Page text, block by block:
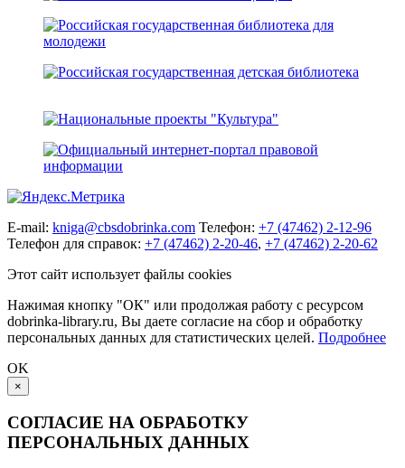
E-mail: kniga@cbsdobrinka.com Телефон: +7 (47462) 2-12-96
Телефон для справок: +7 (47462) 2-20-46, +7 (47462) 2-20-62
Этот сайт использует файлы cookies
Нажимая кнопку "ОК" или продолжая работу с ресурсом
dobrinka-library.ru, Вы даете согласие на сбор и обработку
персональных данных для статистических целей. Подробнее
OK
×
СОГЛАСИЕ НА ОБРАБОТКУ
ПЕРСОНАЛЬНЫХ ДАННЫХ